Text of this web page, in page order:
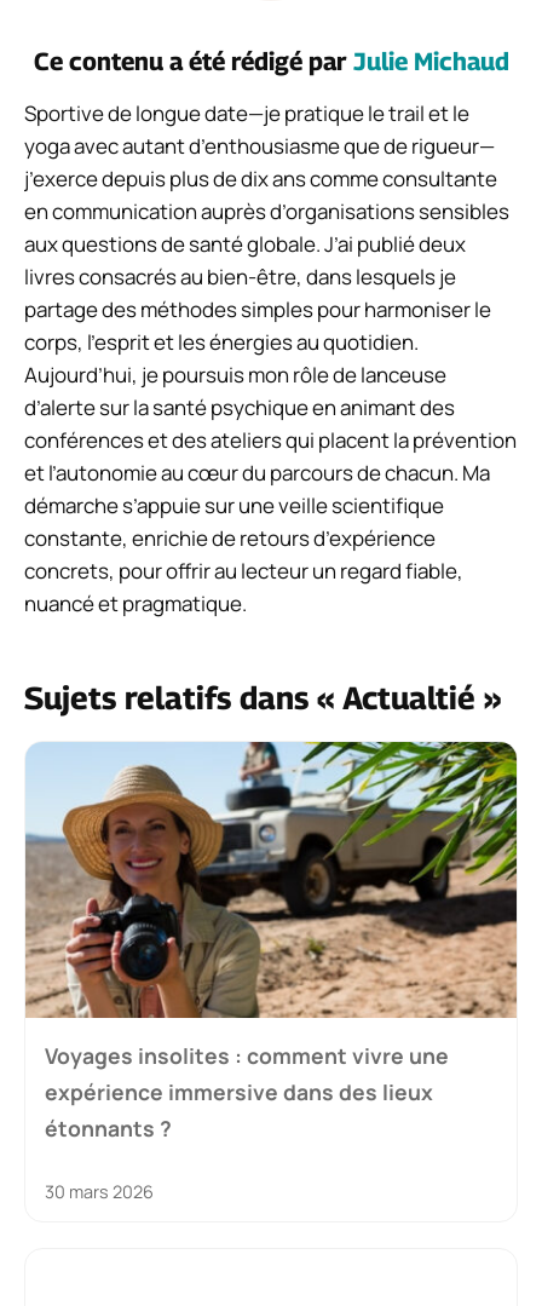
Ce contenu a été rédigé par Julie Michaud
Sportive de longue date—je pratique le trail et le
yoga avec autant d’enthousiasme que de rigueur—
j’exerce depuis plus de dix ans comme consultante
en communication auprès d’organisations sensibles
aux questions de santé globale. J’ai publié deux
livres consacrés au bien-être, dans lesquels je
partage des méthodes simples pour harmoniser le
corps, l’esprit et les énergies au quotidien.
Aujourd’hui, je poursuis mon rôle de lanceuse
d’alerte sur la santé psychique en animant des
conférences et des ateliers qui placent la prévention
et l’autonomie au cœur du parcours de chacun. Ma
démarche s’appuie sur une veille scientifique
constante, enrichie de retours d’expérience
concrets, pour offrir au lecteur un regard fiable,
nuancé et pragmatique.
Sujets relatifs dans « Actualtié »
Voyages insolites : comment vivre une
expérience immersive dans des lieux
étonnants ?
30 mars 2026